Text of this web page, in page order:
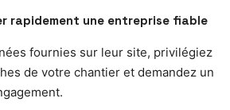
rapidement une entreprise fiable
fournies sur leur site, privilégiez
de votre chantier et demandez un